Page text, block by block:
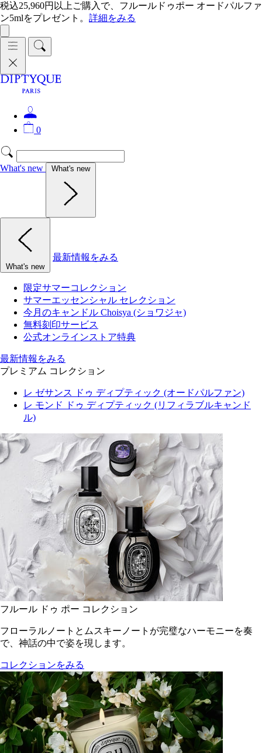
税込25,960円以上ご購入で、フルールドゥポー オードパルファ
ン5mlをプレゼント。 詳細をみる
0
What's new What's new
What's new
最新情報をみる
限定サマーコレクション
サマーエッセンシャル セレクション
今月のキャンドル Choisya (ショワジャ)
無料刻印サービス
公式オンラインストア特典
最新情報をみる
プレミアム コレクション
レ ゼサンス ドゥ ディプティック (オードパルファン)
レ モンド ドゥ ディプティック (リフィラブルキャンド
ル)
フルール ドゥ ポー コレクション
フローラルノートとムスキーノートが完璧なハーモニーを奏
で、神話の中で姿を現します。
コレクションをみる